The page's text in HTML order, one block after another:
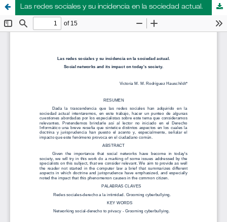
Las redes sociales y su incidencia en la sociedad actual.